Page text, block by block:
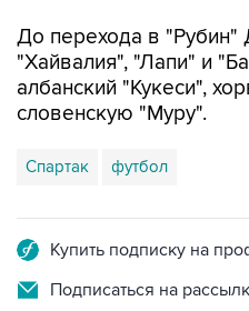
До перехода в "Рубин"
"Хайвалия", "Лапи" и
албанский "Кукеси",
словенскую "Муру".
Спартак футбол
Купить подписку на
Подписаться на